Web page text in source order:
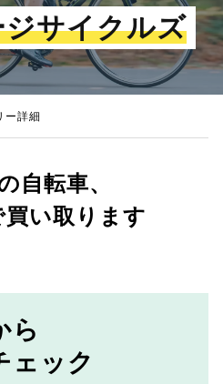
サイクルズ
ー詳細
自転車、
い取ります
ら
ェック